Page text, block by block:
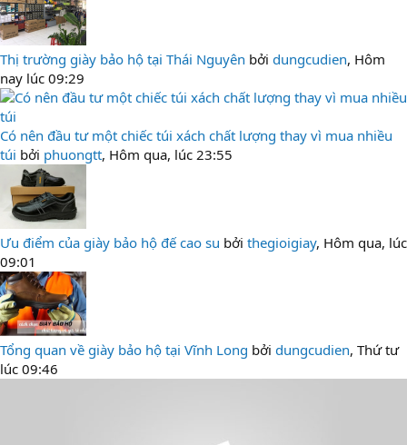
Thị trường giày bảo hộ tại Thái Nguyên bởi dungcudien, Hôm
nay lúc 09:29
Có nên đầu tư một chiếc túi xách chất lượng thay vì mua nhiều
túi bởi phuongtt, Hôm qua, lúc 23:55
Ưu điểm của giày bảo hộ đế cao su bởi thegioigiay, Hôm qua, lúc
09:01
Tổng quan về giày bảo hộ tại Vĩnh Long bởi dungcudien, Thứ tư
lúc 09:46